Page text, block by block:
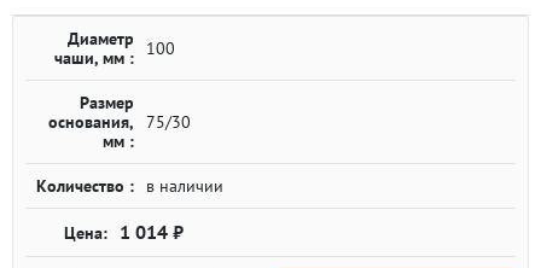
Диаметр
чаши, мм :
100
Размер
основания,
мм :
75/30
Количество : в наличии
1 014 ₽